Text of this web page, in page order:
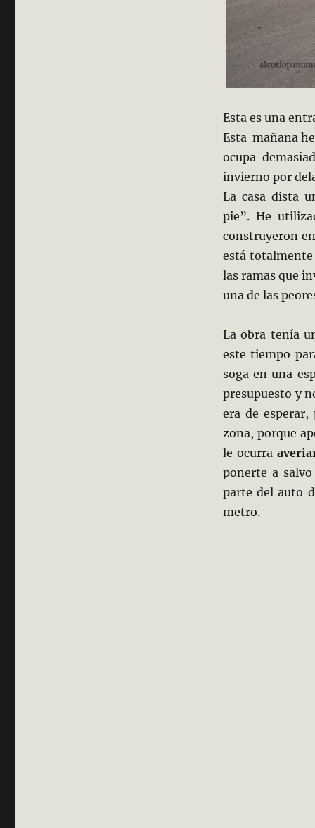
Esta es una
Esta mañana
ocupa
invierno por
La casa dista
pie”. He
construyeron
está totalmente
las ramas que
una de las
La obra tenía
este tiempo
soga en una
presupuesto y
era de
zona, porque
le ocurra
ponerte a
parte del auto
metro.